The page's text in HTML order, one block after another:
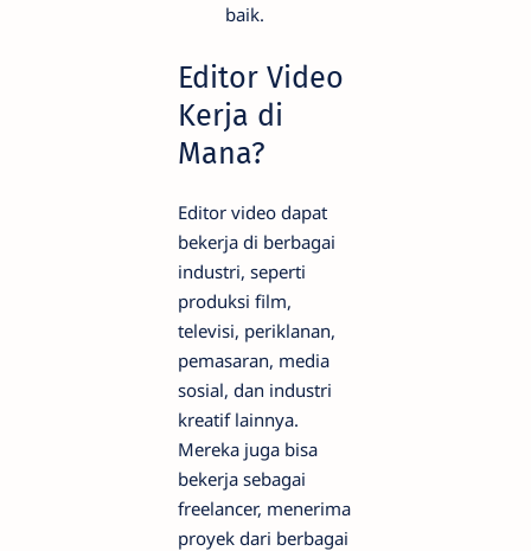
baik.
Editor Video
Kerja di
Mana?
Editor video dapat
bekerja di berbagai
industri, seperti
produksi film,
televisi, periklanan,
pemasaran, media
sosial, dan industri
kreatif lainnya.
Mereka juga bisa
bekerja sebagai
freelancer, menerima
proyek dari berbagai